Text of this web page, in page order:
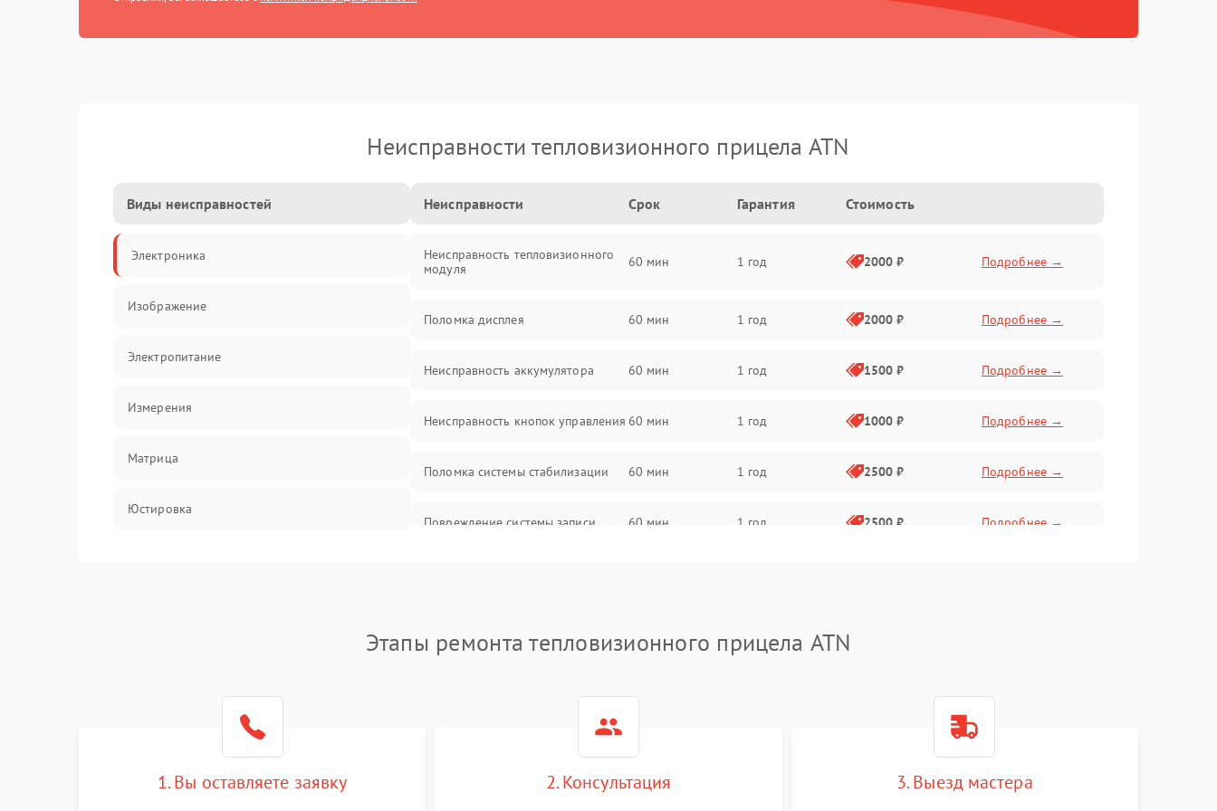
Неисправности тепловизионного прицела ATN
Виды неисправностей
Электроника
Изображение
Электропитание
Измерения
Матрица
Юстировка
Неисправности Срок Гарантия Стоимость
Неисправность тепловизионного
модуля
60 мин 1 год 2000 ₽ Подробнее →
Поломка дисплея 60 мин 1 год 2000 ₽ Подробнее →
Неисправность аккумулятора 60 мин 1 год 1500 ₽ Подробнее →
Неисправность кнопок управления 60 мин 1 год 1000 ₽ Подробнее →
Поломка системы стабилизации 60 мин 1 год 2500 ₽ Подробнее →
Повреждение системы записи 60 мин 1 год 2500 ₽ Подробнее →
автоматического отключения
Этапы ремонта тепловизионного прицела ATN
1. Вы оставляете заявку 2. Консультация 3. Выезд мастера